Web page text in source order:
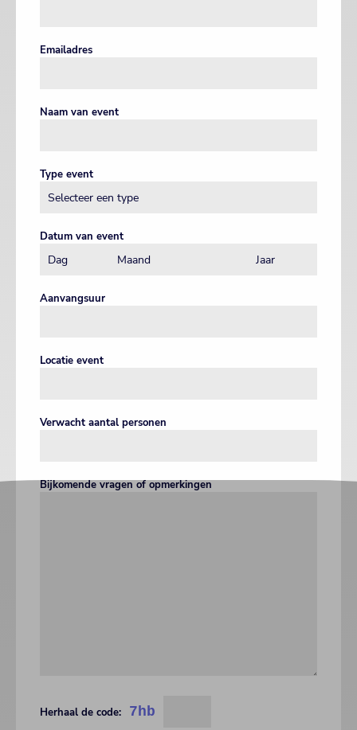
Emailadres
Naam van event
Type event
Datum van event
Aanvangsuur
Locatie event
Verwacht aantal personen
Bijkomende vragen of opmerkingen
Herhaal de code: 7hb